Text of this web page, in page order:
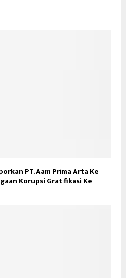
PT.Aam Prima Arta Ke
Korupsi Gratifikasi Ke